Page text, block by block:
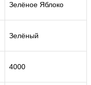
Зелёное Яблоко
Зелёный
4000